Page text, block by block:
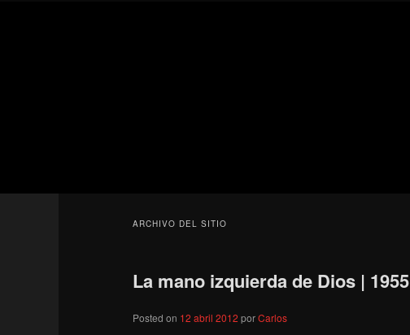
ARCHIVO DEL SITIO
La mano izquierda de Dios | 1955
Posted on 12 abril 2012 porCarlos